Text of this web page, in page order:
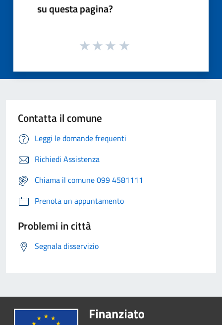
su questa pagina?
Contatta il comune
Leggi le domande frequenti
Richiedi Assistenza
Chiama il comune 099 4581111
Prenota un appuntamento
Problemi in città
Segnala disservizio